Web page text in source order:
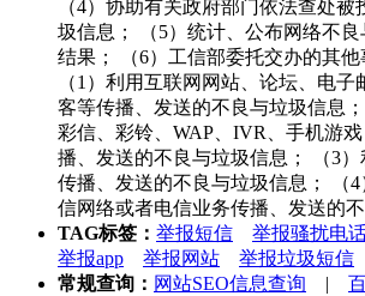
（4）协助有关政府部门依法查处
圾信息； （5）统计、公布网络不
结果； （6）工信部委托交办的其他
（1）利用互联网网站、论坛、电
客等传播、发送的不良与垃圾信息；
彩信、彩铃、WAP、IVR、手机游
播、发送的不良与垃圾信息； （3
传播、发送的不良与垃圾信息； （
信网络或者电信业务传播、发送的不
TAG标签： 举报短信 举报骚扰电
举报app
举报网站 举报垃圾短信
常规查询： 网站SEO信息查询 |